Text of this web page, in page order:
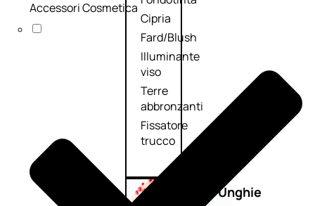
Cipria
Fard/Blush
Illuminante
viso
Terre
abbronzanti
Fissatore
trucco
Unghie
Accessori Cosmetica